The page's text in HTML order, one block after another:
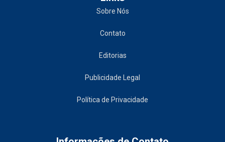
Sobre Nós
Contato
Editorias
Publicidade Legal
Política de Privacidade